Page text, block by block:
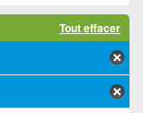
Tout effacer